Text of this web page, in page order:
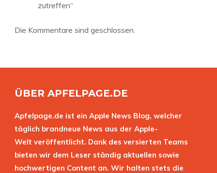
zutreffen“
Die Kommentare sind geschlossen.
ÜBER APFELPAGE.DE
Apfelpage.de ist ein Apple News Blog, welcher
täglich brandneue News aus der Apple-
Welt veröffentlicht. Dank des versierten Teams
bieten wir dem Leser ständig aktuellen sowie
hochwertigen Content an. Wir halten stets die